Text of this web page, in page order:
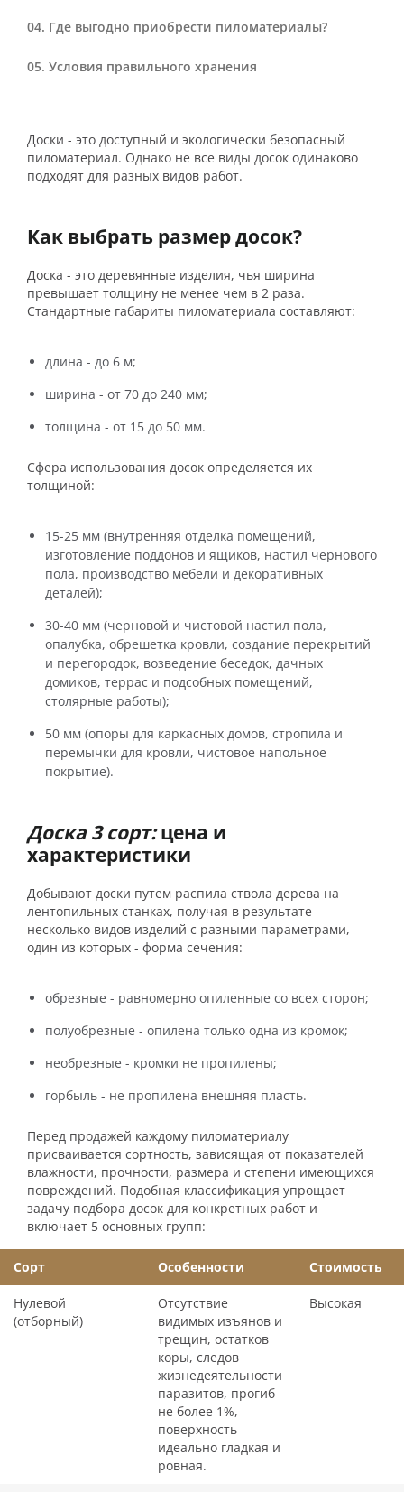
Где выгодно приобрести пиломатериалы?
Условия правильного хранения
Доски - это доступный и экологически безопасный
пиломатериал. Однако не все виды досок одинаково
подходят для разных видов работ.
Как выбрать размер досок?
Доска - это деревянные изделия, чья ширина
превышает толщину не менее чем в 2 раза.
Стандартные габариты пиломатериала составляют:
длина - до 6 м;
ширина - от 70 до 240 мм;
толщина - от 15 до 50 мм.
Сфера использования досок определяется их
толщиной:
15-25 мм (внутренняя отделка помещений,
изготовление поддонов и ящиков, настил чернового
пола, производство мебели и декоративных
деталей);
30-40 мм (черновой и чистовой настил пола,
опалубка, обрешетка кровли, создание перекрытий
и перегородок, возведение беседок, дачных
домиков, террас и подсобных помещений,
столярные работы);
50 мм (опоры для каркасных домов, стропила и
перемычки для кровли, чистовое напольное
покрытие).
Доска 3 сорт:цена и
характеристики
Добывают доски путем распила ствола дерева на
лентопильных станках, получая в результате
несколько видов изделий с разными параметрами,
один из которых - форма сечения:
обрезные - равномерно опиленные со всех сторон;
полуобрезные - опилена только одна из кромок;
необрезные - кромки не пропилены;
горбыль - не пропилена внешняя пласть.
Перед продажей каждому пиломатериалу
присваивается сортность, зависящая от показателей
влажности, прочности, размера и степени имеющихся
повреждений. Подобная классификация упрощает
задачу подбора досок для конкретных работ и
включает 5 основных групп:
Сорт Особенности Стоимость
Нулевой
(отборный)
Отсутствие
видимых изъянов и
трещин, остатков
коры, следов
жизнедеятельности
паразитов, прогиб
не более 1%,
поверхность
идеально гладкая и
ровная.
Высокая